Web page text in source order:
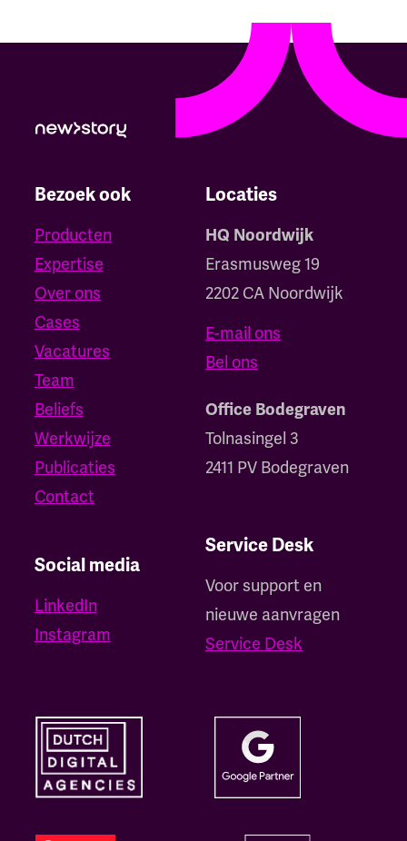
Bezoek ook
Producten
Expertise
Over ons
Cases
Vacatures
Team
Beliefs
Werkwijze
Publicaties
Contact
Social media
LinkedIn
Instagram
Service Desk
Voor support en
nieuwe aanvragen
Service Desk
Locaties
HQ Noordwijk
Erasmusweg 19
2202 CA Noordwijk
E-mail ons
Bel ons
Office Bodegraven
Tolnasingel 3
2411 PV Bodegraven